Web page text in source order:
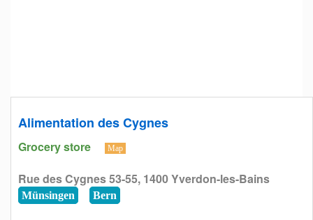
Alimentation des Cygnes
Grocery store Map
Rue des Cygnes 53-55, 1400 Yverdon-les-Bains
Münsingen Bern